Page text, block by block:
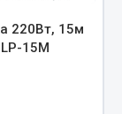
220Вт, 15м
15M